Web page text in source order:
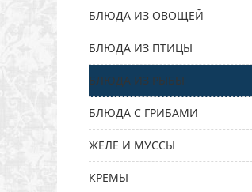
БЛЮДА ИЗ ОВОЩЕЙ
БЛЮДА ИЗ ПТИЦЫ
БЛЮДА ИЗ РЫБЫ
БЛЮДА С ГРИБАМИ
ЖЕЛЕ И МУССЫ
КРЕМЫ